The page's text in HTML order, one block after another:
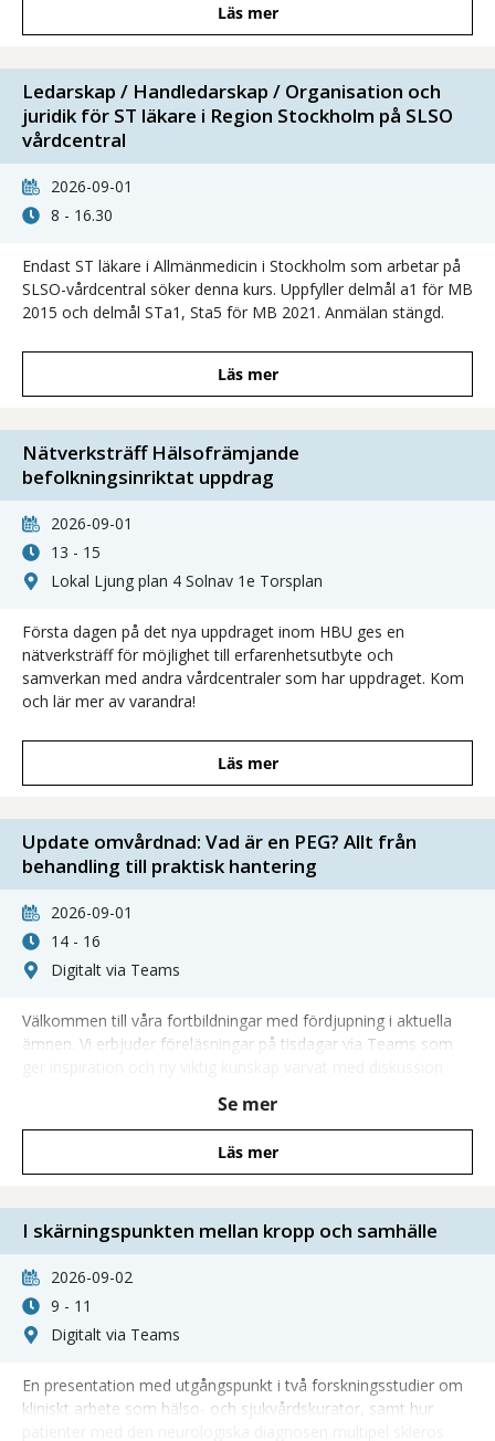
Läs mer
Ledarskap / Handledarskap / Organisation och
juridik för ST läkare i Region Stockholm på SLSO
vårdcentral
2026-09-01
8 - 16.30
Endast ST läkare i Allmänmedicin i Stockholm som arbetar på
SLSO-vårdcentral söker denna kurs. Uppfyller delmål a1 för MB
2015 och delmål STa1, Sta5 för MB 2021. Anmälan stängd.
Läs mer
Nätverksträff Hälsofrämjande
befolkningsinriktat uppdrag
2026-09-01
13 - 15
Lokal Ljung plan 4 Solnav 1e Torsplan
Första dagen på det nya uppdraget inom HBU ges en
nätverksträff för möjlighet till erfarenhetsutbyte och
samverkan med andra vårdcentraler som har uppdraget. Kom
och lär mer av varandra!
Läs mer
Update omvårdnad: Vad är en PEG? Allt från
behandling till praktisk hantering
2026-09-01
14 - 16
Digitalt via Teams
Välkommen till våra fortbildningar med fördjupning i aktuella
ämnen. Vi erbjuder föreläsningar på tisdagar via Teams som
Se mer
Läs mer
I skärningspunkten mellan kropp och samhälle
2026-09-02
9 - 11
Digitalt via Teams
En presentation med utgångspunkt i två forskningsstudier om
kliniskt arbete som hälso- och sjukvårdskurator, samt hur